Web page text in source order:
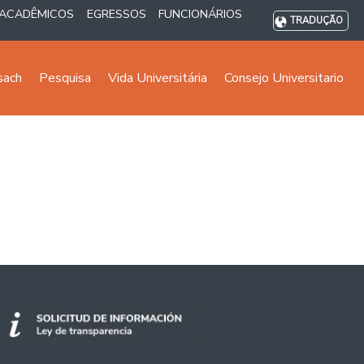
EGRESSOS FUNCIONÁRIOS TRADUÇÃO
Pesquisa Vida Universitária Consejo Universitario